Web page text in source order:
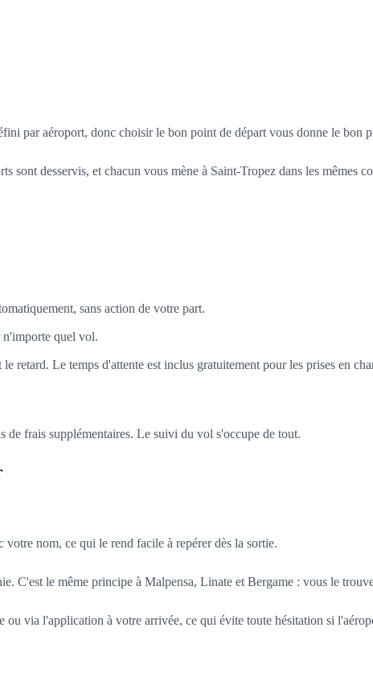
par aéroport, donc choisir le bon point de départ vous donne le bon
desservis, et chacun vous mène à Saint-Tropez dans les mêmes
sans action de votre part.
n'importe quel vol.
retard. Le temps d'attente est inclus gratuitement pour les prises en
frais supplémentaires. Le suivi du vol s'occupe de tout.
nom, ce qui le rend facile à repérer dès la sortie.
C'est le même principe à Malpensa, Linate et Bergame : vous le
via l'application à votre arrivée, ce qui évite toute hésitation si